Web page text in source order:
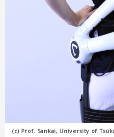
(c) Prof. Sankai, University of